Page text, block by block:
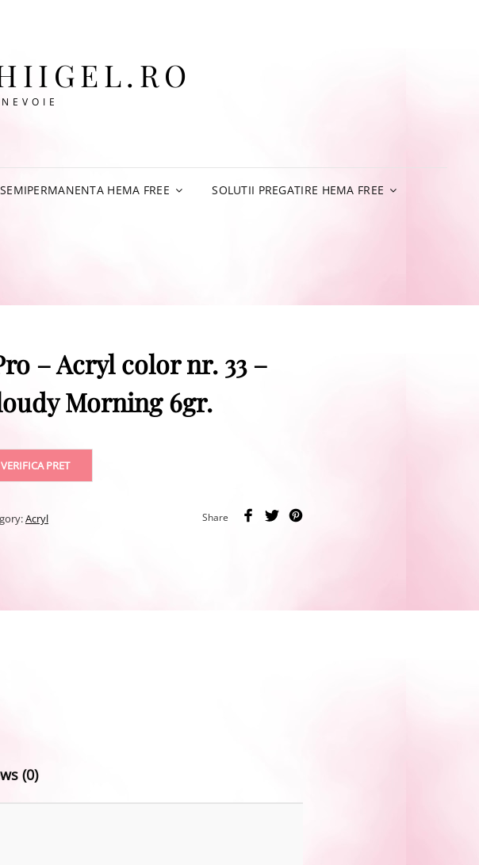
HEMA FREE SOLUTII PREGATIRE HEMA FREE
– Acryl color nr. 33 –
Morning 6gr.
VERIFICA PRET
Share
Acryl
(0)